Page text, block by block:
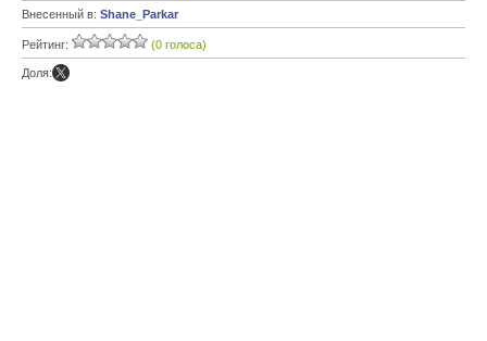
Внесенный в: Shane_Parkar
Рейтинг: (0 голоса)
Доля: